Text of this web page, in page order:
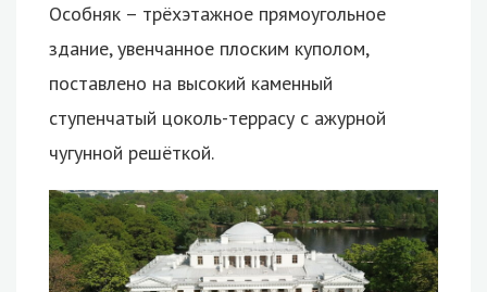
Особняк – трёхэтажное прямоугольное
здание, увенчанное плоским куполом,
поставлено на высокий каменный
ступенчатый цоколь-террасу с ажурной
чугунной решёткой.